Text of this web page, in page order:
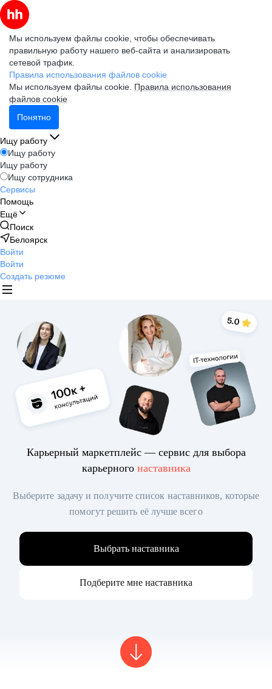
Мы используем файлы cookie, чтобы обеспечивать
правильную работу нашего веб-сайта и анализировать
сетевой трафик.
Правила использования файлов cookie
Мы используем файлы cookie. Правила использования
файлов cookie
Понятно
Ищу работу
Ищу работу
Ищу работу
Ищу сотрудника
Сервисы
Помощь
Ещё
Поиск
Белоярск
Войти
Войти
Создать резюме
Карьерный маркетплейс — сервис для выбора
карьерного наставника
Выберите задачу и получите список наставников, которые
помогут решить её лучше всего
Выбрать наставника
Подберите мне наставника